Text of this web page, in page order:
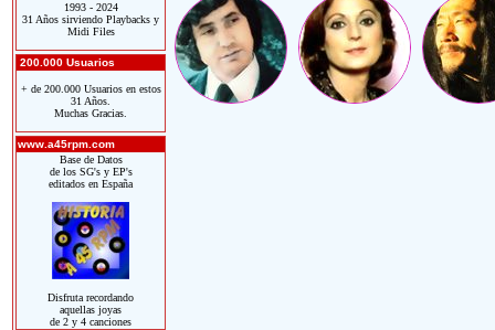
1993 - 2024
31 Años sirviendo Playbacks y
Midi Files
200.000 Usuarios
+ de 200.000 Usuarios en estos
31 Años.
Muchas Gracias.
www.a45rpm.com
Base de Datos
de los SG's y EP's
editados en España
Disfruta recordando
aquellas joyas
de 2 y 4 canciones